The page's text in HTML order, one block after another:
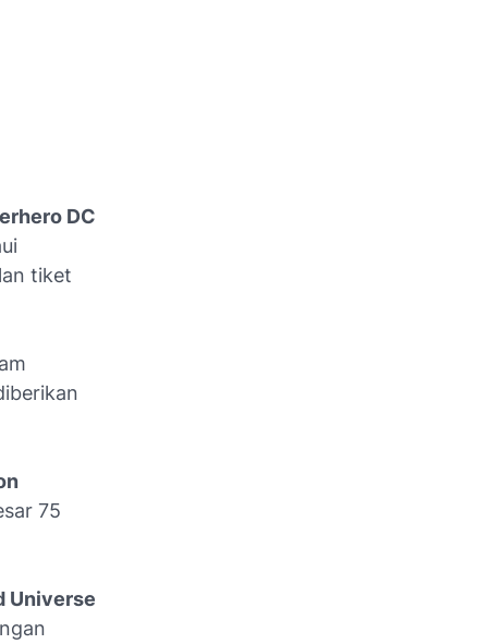
DC
tiket
75
Universe